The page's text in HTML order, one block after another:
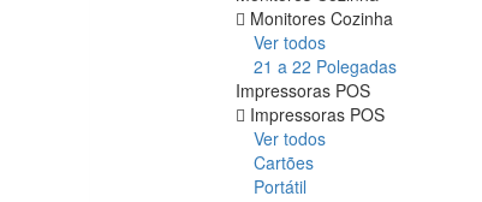
Monitores Cozinha
Ver todos
21 a 22 Polegadas
Impressoras POS
Impressoras POS
Ver todos
Cartões
Portátil